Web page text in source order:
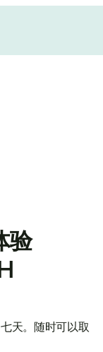
验
天。随时可以取